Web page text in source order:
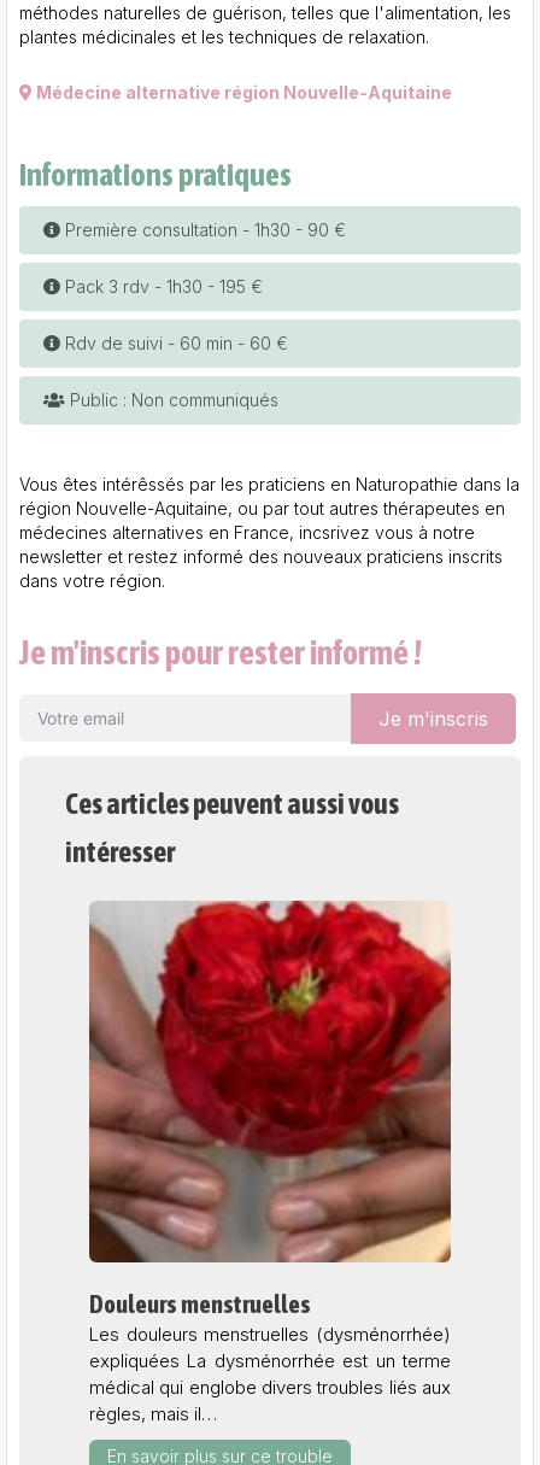
méthodes naturelles de guérison, telles que l'alimentation, les
plantes médicinales et les techniques de relaxation.
Médecine alternative région Nouvelle-Aquitaine
Informations pratiques
Première consultation - 1h30 - 90 €
Pack 3 rdv - 1h30 - 195 €
Rdv de suivi - 60 min - 60 €
Public : Non communiqués
Vous êtes intérêssés par les praticiens en Naturopathie dans la
région Nouvelle-Aquitaine, ou par tout autresthérapeutes en
médecines alternatives en France, incsrivez vous à notre
newsletter et restez informé des nouveaux praticiens inscrits
dans votre région.
Je m'inscris pour rester informé !
Je m'inscris
Ces articles peuvent aussi vous
intéresser
Douleurs menstruelles
Les douleurs menstruelles (dysménorrhée)
expliquées La dysménorrhée est un terme
médical qui englobe divers troubles liés aux
règles, mais il…
En savoir plus sur ce trouble